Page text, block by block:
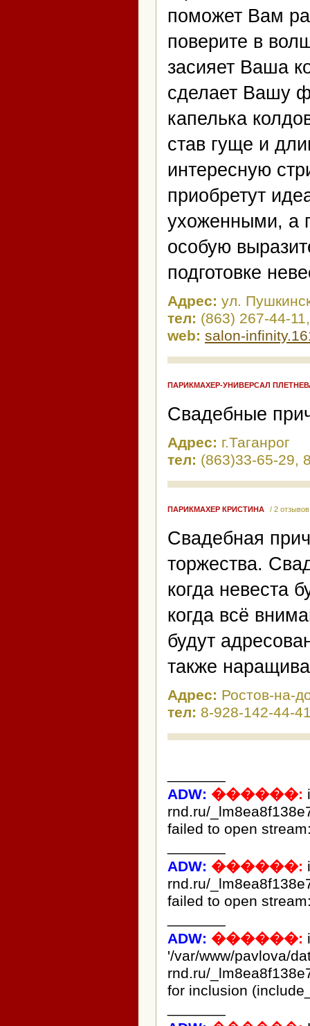
поможет Вам
поверите в
засияет Ваша
сделает Вашу
капелька
став гуще и
интересную
приобретут
ухоженными, а
особую
подготовке
Адрес: ул.
тел: (863) 267-44-
web: salon-
ПАРИКМАХЕР-УНИВЕРСАЛ
Свадебные
Адрес: г.Таганрог
тел: (863)33-65-29,
ПАРИКМАХЕР КРИСТИНА / 2 отзывов
Свадебная
торжества.
когда невеста
когда всё
будут
также
Адрес: Ростов-на-
тел: 8-928-142-44-
ADW: ������:
rnd.ru/
failed to open
ADW: ������:
rnd.ru/
failed to open
ADW: ������:
'/var/www/pavlova/
rnd.ru/
for inclusion